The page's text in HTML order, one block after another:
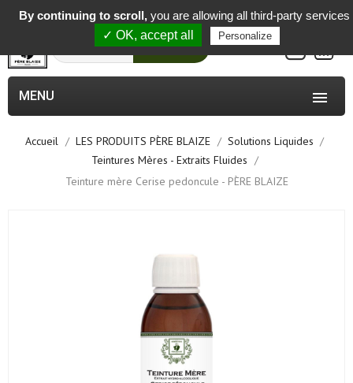
-
Rechercher

MENU
Accueil LES PRODUITS PÈRE BLAIZE
Solutions Liquides
Teintures Mères - Extraits Fluides
Teinture mère Cerise pedoncule - PÈRE BLAIZE
By continuing to scroll, you are allowing all third-party services
✓ OK, accept all
Personalize